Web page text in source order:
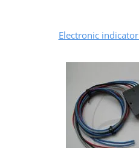
Electronic